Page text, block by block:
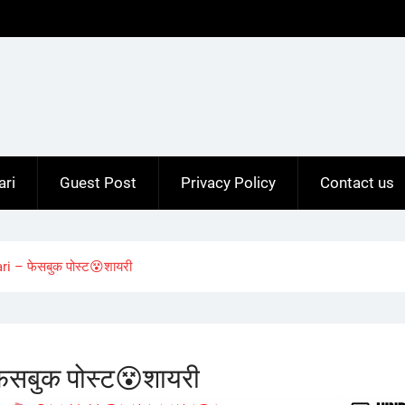
Guest Post Privacy Policy Contact us
– फेसबुक पोस्ट😵शायरी
पोस्ट😵शायरी